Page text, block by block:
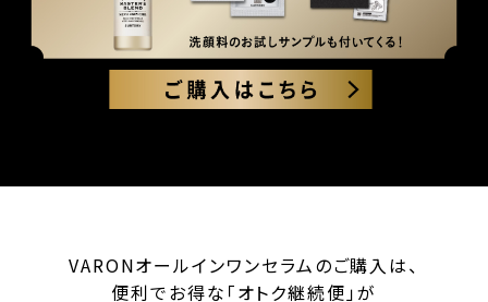
VARONオールインワンセラムのご購入は、
便利でお得な「オトク継続便」が